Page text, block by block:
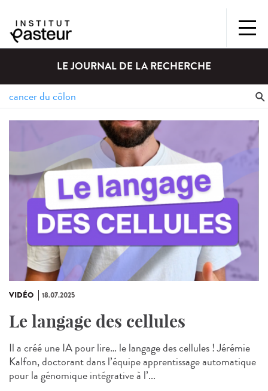
LE JOURNAL DE LA RECHERCHE
VIDÉO 18.07.2025
Le langage des cellules
Il a créé une IA pour lire… le langage des cellules ! Jérémie
Kalfon, doctorant dans l’équipe apprentissage automatique
pour la génomique intégrative à l’...